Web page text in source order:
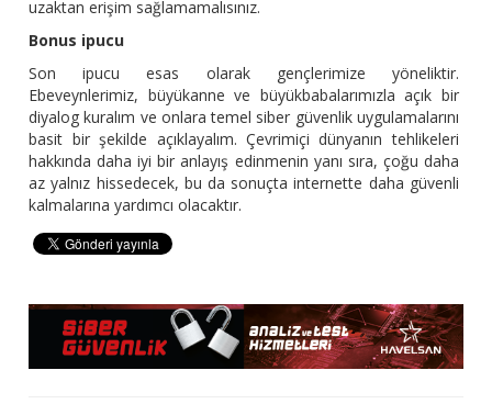
uzaktan erişim sağlamamalısınız.
Bonus ipucu
Son ipucu esas olarak gençlerimize yöneliktir.
Ebeveynlerimiz, büyükanne ve büyükbabalarımızla açık bir
diyalog kuralım ve onlara temel siber güvenlik uygulamalarını
basit bir şekilde açıklayalım. Çevrimiçi dünyanın tehlikeleri
hakkında daha iyi bir anlayış edinmenin yanı sıra, çoğu daha
az yalnız hissedecek, bu da sonuçta internette daha güvenli
kalmalarına yardımcı olacaktır.